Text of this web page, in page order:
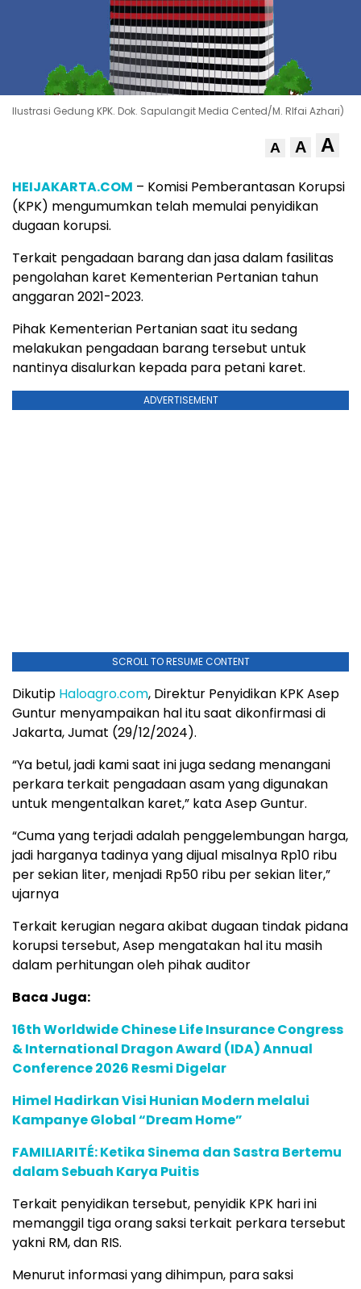
Ilustrasi Gedung KPK. Dok. Sapulangit Media Cented/M. RIfai Azhari)
A A A
HEIJAKARTA.COM – Komisi Pemberantasan Korupsi
(KPK) mengumumkan telah memulai penyidikan
dugaan korupsi.
Terkait pengadaan barang dan jasa dalam fasilitas
pengolahan karet Kementerian Pertanian tahun
anggaran 2021-2023.
Pihak Kementerian Pertanian saat itu sedang
melakukan pengadaan barang tersebut untuk
nantinya disalurkan kepada para petani karet.
ADVERTISEMENT
SCROLL TO RESUME CONTENT
Dikutip Haloagro.com, Direktur Penyidikan KPK Asep
Guntur menyampaikan hal itu saat dikonfirmasi di
Jakarta, Jumat (29/12/2024).
“Ya betul, jadi kami saat ini juga sedang menangani
perkara terkait pengadaan asam yang digunakan
untuk mengentalkan karet,” kata Asep Guntur.
“Cuma yang terjadi adalah penggelembungan harga,
jadi harganya tadinya yang dijual misalnya Rp10 ribu
per sekian liter, menjadi Rp50 ribu per sekian liter,”
ujarnya
Terkait kerugian negara akibat dugaan tindak pidana
korupsi tersebut, Asep mengatakan hal itu masih
dalam perhitungan oleh pihak auditor
Baca Juga:
16th Worldwide Chinese Life Insurance Congress
& International Dragon Award (IDA) Annual
Conference 2026 Resmi Digelar
Himel Hadirkan Visi Hunian Modern melalui
Kampanye Global “Dream Home”
FAMILIARITÉ: Ketika Sinema dan Sastra Bertemu
dalam Sebuah Karya Puitis
Terkait penyidikan tersebut, penyidik KPK hari ini
memanggil tiga orang saksi terkait perkara tersebut
yakni RM, dan RIS.
Menurut informasi yang dihimpun, para saksi